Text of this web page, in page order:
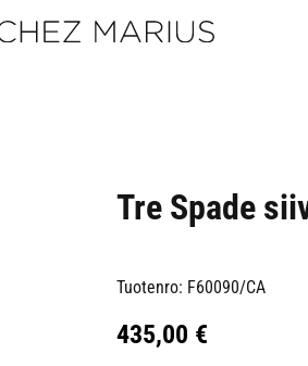
Tre Spade
Tuotenro: F60090/CA
435,00 €